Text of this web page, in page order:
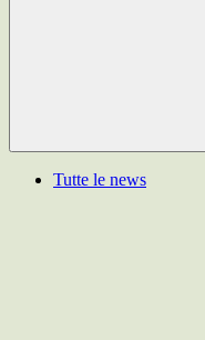
Tutte le news